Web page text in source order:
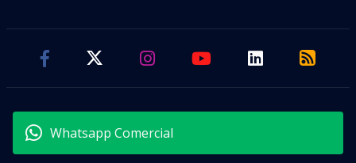
Whatsapp Comercial